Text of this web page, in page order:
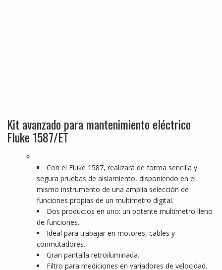
Kit avanzado para mantenimiento eléctrico
Fluke 1587/ET
Con el Fluke 1587, realizará de forma sencilla y
segura pruebas de aislamiento, disponiendo en el
mismo instrumento de una amplia selección de
funciones propias de un multímetro digital.
Dos productos en uno: un potente multímetro lleno
de funciones.
Ideal para trabajar en motores, cables y
conmutadores.
Gran pantalla retroiluminada.
Filtro para mediciones en variadores de velocidad.